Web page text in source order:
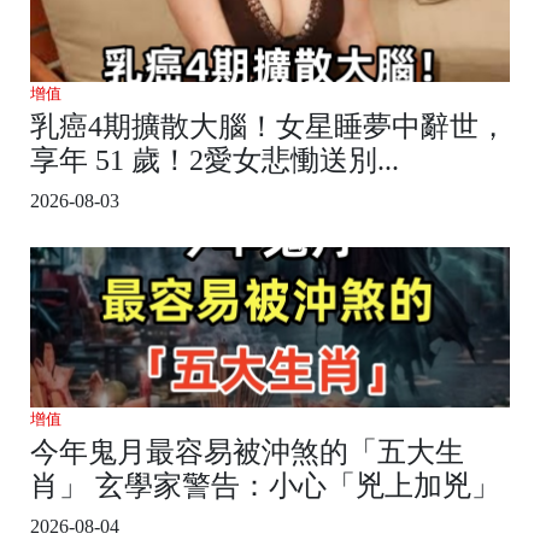
增值
乳癌4期擴散大腦！女星睡夢中辭世，
享年 51 歲！2愛女悲慟送別...
2026-08-03
增值
今年鬼月最容易被沖煞的「五大生
肖」 玄學家警告：小心「兇上加兇」
2026-08-04